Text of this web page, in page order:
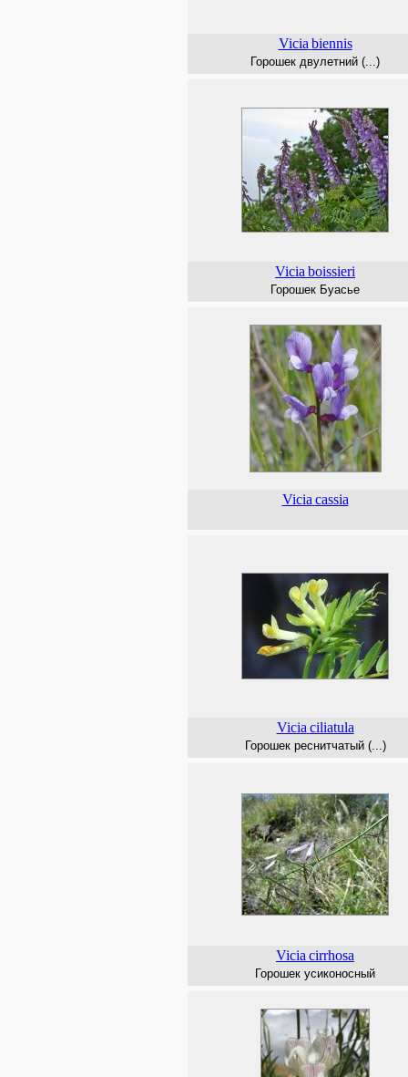
Vicia biennis
Горошек двулетний (...)
Vicia boissieri
Горошек Буасье
Vicia cassia
Vicia ciliatula
Горошек реснитчатый (...)
Vicia cirrhosa
Горошек усиконосный